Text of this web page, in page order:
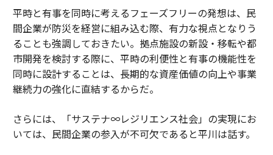
平時と有事を同時に考えるフェーズフリーの発想は、民
間企業が防災を経営に組み込む際、有力な視点となりう
ることも強調しておきたい。拠点施設の新設・移転や都
市開発を検討する際に、平時の利便性と有事の機能性を
同時に設計することは、長期的な資産価値の向上や事業
継続力の強化に直結するからだ。
さらには、「サステナ∞レジリエンス社会」の実現にお
いては、民間企業の参入が不可欠であると平川は話す。